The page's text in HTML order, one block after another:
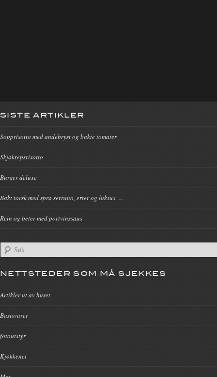
SISTE ARTIKLER
Sopprisotto med andebryst og bakte tomater
Skjøkrepsrisotto
Burger deluxe
Bakt torsk med sprø serrano, erter og luksus- ...
Rein og beter med portvinssaus
NETTSTEDER SOM MÅ SJEKKES
Artikler ut av huset
Basisvarer
fotoutstyr
Kjøkkenet